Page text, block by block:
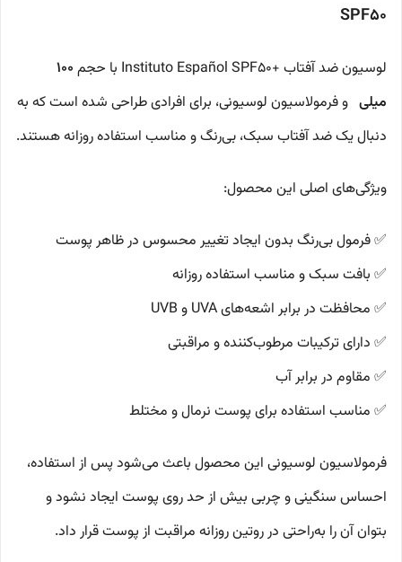
SPF50
لوسیون ضد آفتاب +Instituto Español SPF50 با حجم
100
میلی‌ و فرمولاسیون لوسیونی، برای افرادی طراحی شده است که به
دنبال یک ضد آفتاب سبک، بی‌رنگ و مناسب استفاده روزانه هستند.
ویژگی‌های اصلی این محصول:
✅ فرمول بی‌رنگ بدون ایجاد تغییر محسوس در ظاهر پوست
✅ بافت سبک و مناسب استفاده روزانه
✅ محافظت در برابر اشعه‌های UVA و UVB
✅ دارای ترکیبات مرطوب‌کننده و مراقبتی
✅ مقاوم در برابر آب
✅ مناسب استفاده برای پوست نرمال و مختلط
فرمولاسیون لوسیونی این محصول باعث می‌شود پس از استفاده،
احساس سنگینی و چربی بیش از حد روی پوست ایجاد نشود و
بتوان آن را به‌راحتی در روتین روزانه مراقبت از پوست قرار داد.